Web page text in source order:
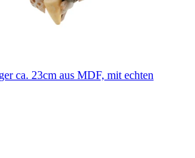
ca. 23cm aus MDF, mit echten